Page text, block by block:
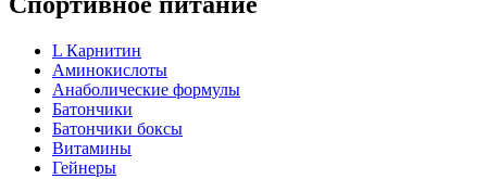
L Карнитин
Аминокислоты
Анаболические формулы
Батончики
Батончики боксы
Витамины
Гейнеры